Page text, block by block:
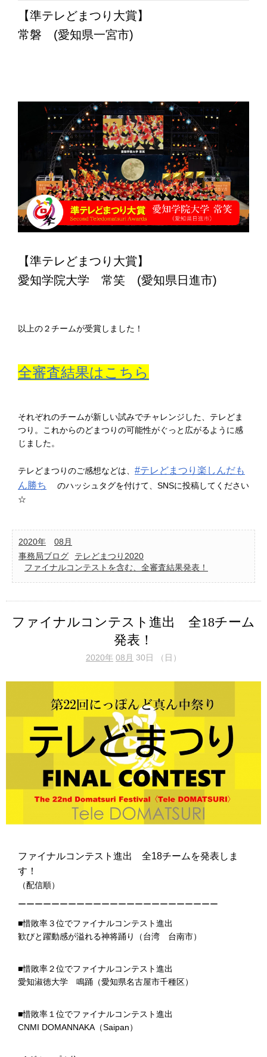
【準テレどまつり大賞】
常磐 (愛知県一宮市)
【準テレどまつり大賞】
愛知学院大学 常笑 (愛知県日進市)
以上の２チームが受賞しました！
全審査結果はこちら
それぞれのチームが新しい試みでチャレンジした、テレどま
つり。これからのどまつりの可能性がぐっと広がるように感
じました。
テレどまつりのご感想などは、 #テレどまつり楽しんだも
ん勝ち
のハッシュタグを付けて、SNSに投稿してください
☆
2020年
08月
事務局ブログ
テレどまつり2020
ファイナルコンテストを含む、全審査結果発表！
ファイナルコンテスト進出 全18チーム
発表！
2020年 08月 30日 （日）
ファイナルコンテスト進出 全18チームを発表しま
す！
（配信順）
ーーーーーーーーーーーーーーーーーーーーーーーー
■惜敗率３位でファイナルコンテスト進出
歓びと躍動感が溢れる神将踊り（台湾 台南市）
■惜敗率２位でファイナルコンテスト進出
愛知淑徳大学 鳴踊（愛知県名古屋市千種区）
■惜敗率１位でファイナルコンテスト進出
CNMI DOMANNAKA（Saipan）